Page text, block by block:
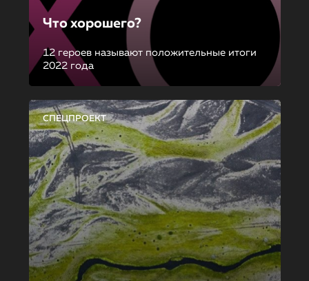
Что хорошего?
12 героев называют положительные итоги
2022 года
СПЕЦПРОЕКТ